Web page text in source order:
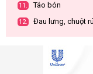
11. Táo bón
12. Đau lưng, chuột